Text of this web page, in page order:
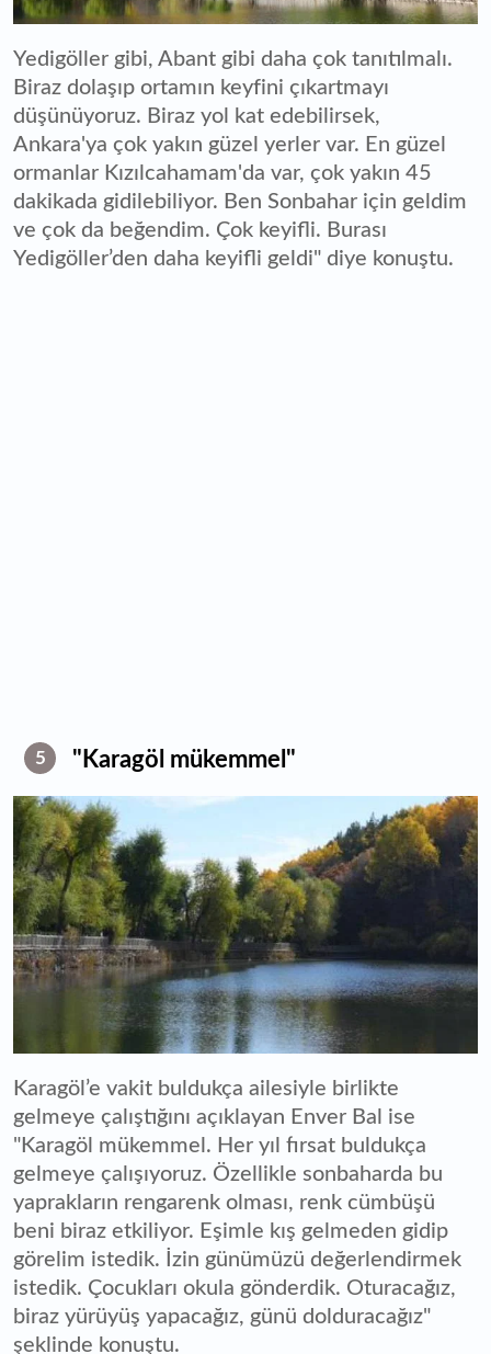
Yedigöller gibi, Abant gibi daha çok tanıtılmalı.
Biraz dolaşıp ortamın keyfini çıkartmayı
düşünüyoruz. Biraz yol kat edebilirsek,
Ankara'ya çok yakın güzel yerler var. En güzel
ormanlar Kızılcahamam'da var, çok yakın 45
dakikada gidilebiliyor. Ben Sonbahar için geldim
ve çok da beğendim. Çok keyifli. Burası
Yedigöller’den daha keyifli geldi" diye konuştu.
5 "Karagöl mükemmel"
Karagöl’e vakit buldukça ailesiyle birlikte
gelmeye çalıştığını açıklayan Enver Bal ise
"Karagöl mükemmel. Her yıl fırsat buldukça
gelmeye çalışıyoruz. Özellikle sonbaharda bu
yaprakların rengarenk olması, renk cümbüşü
beni biraz etkiliyor. Eşimle kış gelmeden gidip
görelim istedik. İzin günümüzü değerlendirmek
istedik. Çocukları okula gönderdik. Oturacağız,
biraz yürüyüş yapacağız, günü dolduracağız"
şeklinde konuştu.